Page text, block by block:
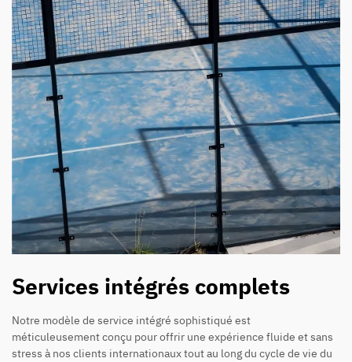
Services intégrés complets
Notre modèle de service intégré sophistiqué est
méticuleusement conçu pour offrir une expérience fluide et sans
stress à nos clients internationaux tout au long du cycle de vie du